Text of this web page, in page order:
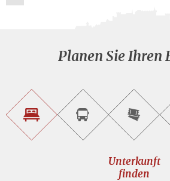
Planen Sie Ihren
Unterkunft<br>findenSightseeing<br>Tour
buchen
Tickets
Unterkunft
finden